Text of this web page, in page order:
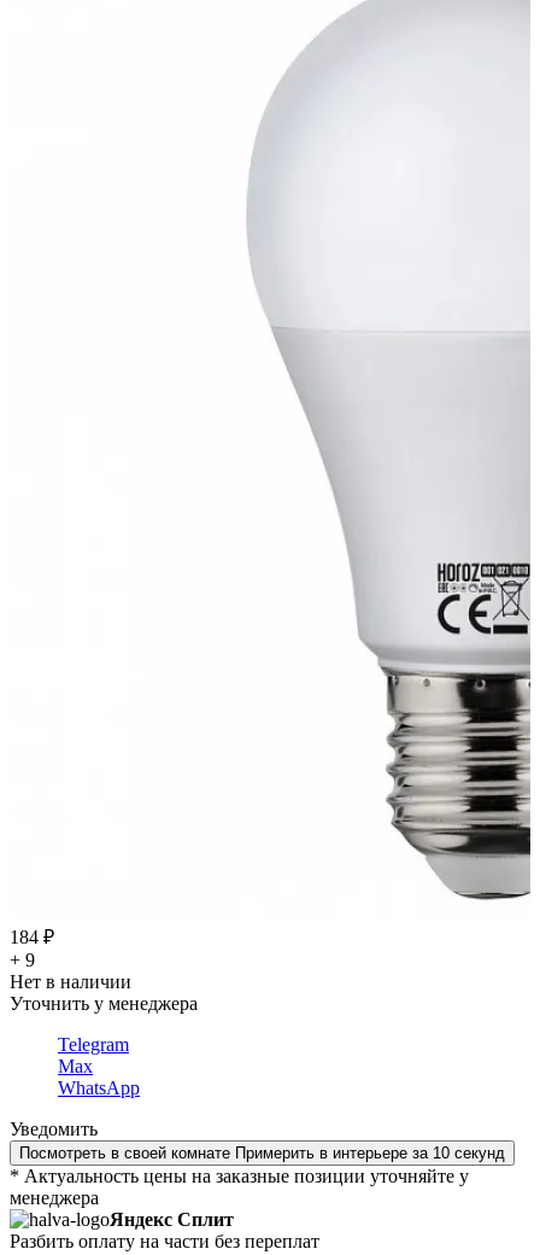
184 ₽
+ 9
Нет в наличии
Уточнить у менеджера
Telegram
Max
WhatsApp
Уведомить
Посмотреть в своей комнате Примерить в интерьере за 10 секунд
* Актуальность цены на заказные позиции уточняйте у
менеджера
Яндекс Сплит
Разбить оплату на части без переплат